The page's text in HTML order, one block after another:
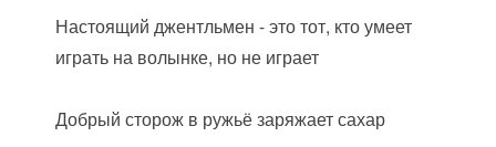
Настоящий джентльмен - это тот, кто умеет
играть на волынке, но не играет
Добрый сторож в ружьё заряжает сахар